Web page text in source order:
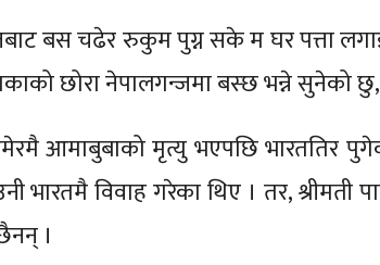
बस चढेर रुकुम पुग्न सके म घर पत्ता
छोरा नेपालगन्जमा बस्छ भन्ने सुनेको
आमाबुबाको मृत्यु भएपछि भारततिर
भारतमै विवाह गरेका थिए । तर,
।